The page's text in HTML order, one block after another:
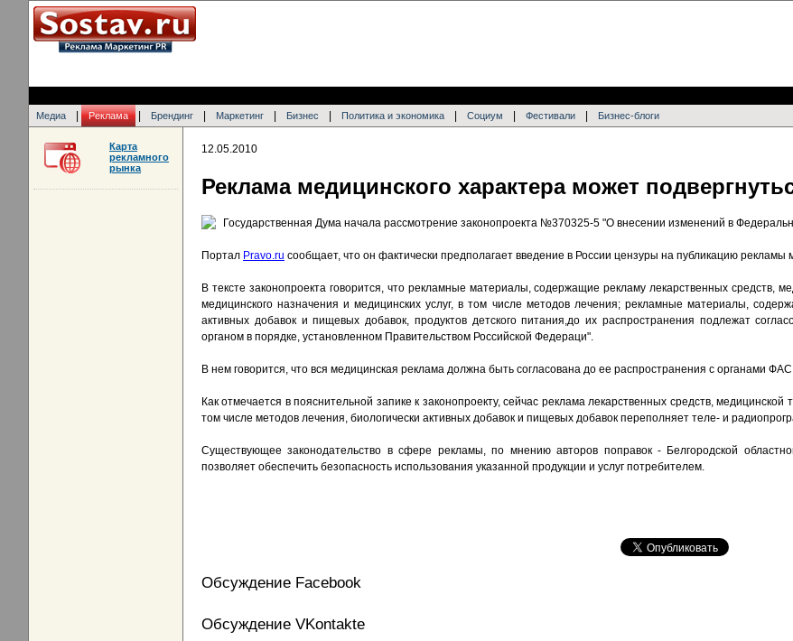
Медиа Реклама Брендинг Маркетинг Бизнес Политика и экономика Социум Фестивали Бизнес-блоги
12.05.2010
Реклама медицинского характера может
Государственная Дума начала рассмотрение законопроекта №370325-5 "О внесении изменений в
Портал Pravo.ru сообщает, что он фактически предполагает введение в России цензуры на публикацию рекламы
В тексте законопроекта говорится, что рекламные материалы, содержащие рекламу лекарственных средств,
медицинского назначения и медицинских услуг, в том числе методов лечения; рекламные материалы,
активных добавок и пищевых добавок, продуктов детского питания,до их распространения подлежат
органом в порядке, установленном Правительством Российской Федераци".
В нем говорится, что вся медицинская реклама должна быть согласована до ее распространения с органами
Как отмечается в пояснительной запике к законопроекту, сейчас реклама лекарственных средств, медицинской
том числе методов лечения, биологически активных добавок и пищевых добавок переполняет теле- и
Существующее законодательство в сфере рекламы, по мнению авторов поправок - Белгородской
позволяет обеспечить безопасность использования указанной продукции и услуг потребителем.
Обсуждение Facebook
Обсуждение VKontakte
Карта
рекламного
рынка